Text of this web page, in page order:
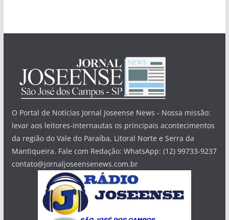
O Portal de Notícias Jornal Joseense News - Nossa missão:
levar aos leitores-internautas os principais acontecimentos
da região do Vale do Paraíba, Litoral Norte e Serra da
Mantiqueira. Fale com Redação: WhatsApp: (12) 99733-9237
contato@jornaljoseensenews.com.br